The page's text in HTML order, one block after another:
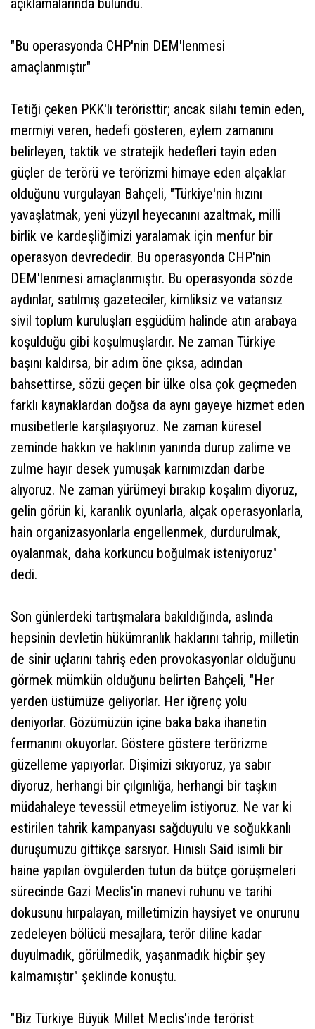
"Bu operasyonda CHP'nin DEM'lenmesi
amaçlanmıştır"
Tetiği çeken PKK'lı teröristtir; ancak silahı temin eden,
mermiyi veren, hedefi gösteren, eylem zamanını
belirleyen, taktik ve stratejik hedefleri tayin eden
güçler de terörü ve terörizmi himaye eden alçaklar
olduğunu vurgulayan Bahçeli, "Türkiye'nin hızını
yavaşlatmak, yeni yüzyıl heyecanını azaltmak, milli
birlik ve kardeşliğimizi yaralamak için menfur bir
operasyon devrededir. Bu operasyonda CHP'nin
DEM'lenmesi amaçlanmıştır. Bu operasyonda sözde
aydınlar, satılmış gazeteciler, kimliksiz ve vatansız
sivil toplum kuruluşları eşgüdüm halinde atın arabaya
koşulduğu gibi koşulmuşlardır. Ne zaman Türkiye
başını kaldırsa, bir adım öne çıksa, adından
bahsettirse, sözü geçen bir ülke olsa çok geçmeden
farklı kaynaklardan doğsa da aynı gayeye hizmet eden
musibetlerle karşılaşıyoruz. Ne zaman küresel
zeminde hakkın ve haklının yanında durup zalime ve
zulme hayır desek yumuşak karnımızdan darbe
alıyoruz. Ne zaman yürümeyi bırakıp koşalım diyoruz,
gelin görün ki, karanlık oyunlarla, alçak operasyonlarla,
hain organizasyonlarla engellenmek, durdurulmak,
oyalanmak, daha korkuncu boğulmak isteniyoruz"
dedi.
Son günlerdeki tartışmalara bakıldığında, aslında
hepsinin devletin hükümranlık haklarını tahrip, milletin
de sinir uçlarını tahriş eden provokasyonlar olduğunu
görmek mümkün olduğunu belirten Bahçeli, "Her
yerden üstümüze geliyorlar. Her iğrenç yolu
deniyorlar. Gözümüzün içine baka baka ihanetin
fermanını okuyorlar. Göstere göstere terörizme
güzelleme yapıyorlar. Dişimizi sıkıyoruz, ya sabır
diyoruz, herhangi bir çılgınlığa, herhangi bir taşkın
müdahaleye tevessül etmeyelim istiyoruz. Ne var ki
estirilen tahrik kampanyası sağduyulu ve soğukkanlı
duruşumuzu gittikçe sarsıyor. Hınıslı Said isimli bir
haine yapılan övgülerden tutun da bütçe görüşmeleri
sürecinde Gazi Meclis'in manevi ruhunu ve tarihi
dokusunu hırpalayan, milletimizin haysiyet ve onurunu
zedeleyen bölücü mesajlara, terör diline kadar
duyulmadık, görülmedik, yaşanmadık hiçbir şey
kalmamıştır" şeklinde konuştu.
"Biz Türkiye Büyük Millet Meclis'inde terörist